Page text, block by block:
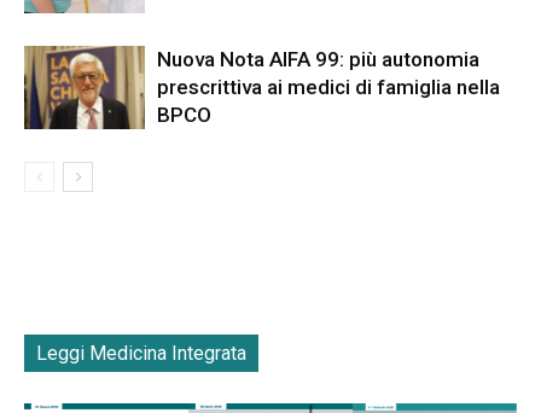
Nuova Nota AIFA 99: più autonomia
prescrittiva ai medici di famiglia nella
BPCO
Leggi Medicina Integrata